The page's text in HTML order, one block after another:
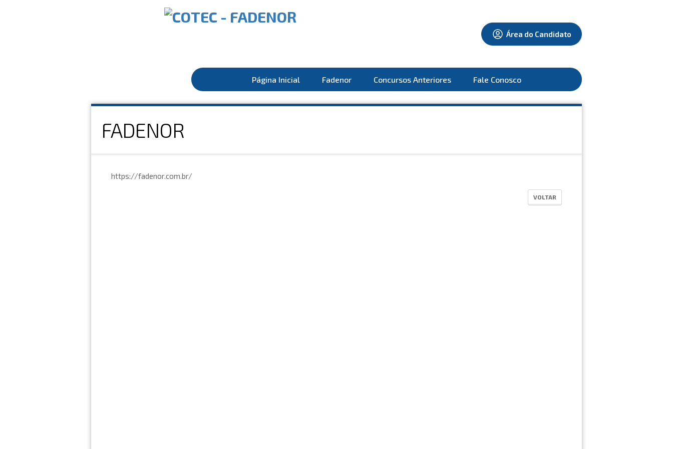
Área do Candidato
Página Inicial Fadenor Concursos Anteriores Fale Conosco
FADENOR
https://fadenor.com.br/
VOLTAR